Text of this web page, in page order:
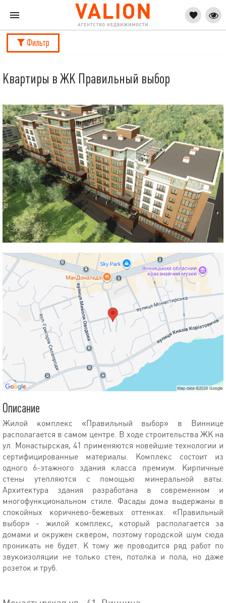
Фильтр
Квартиры в ЖК Правильный выбор
Описание
Жилой комплекс «Правильный выбор» в Виннице
располагается в самом центре. В ходе строительства ЖК на
ул. Монастырская, 41 применяются новейшие технологии и
сертифицированные материалы. Комплекс состоит из
одного 6-этажного здания класса премиум. Кирпичные
стены утепляются с помощью минеральной ваты.
Архитектура здания разработана в современном и
многофункциональном стиле. Фасады дома выдержаны в
спокойных коричнево-бежевых оттенках. «Правильный
выбор» - жилой комплекс, который располагается за
домами и окружен сквером, поэтому городской шум сюда
проникать не будет. К тому же проводится ряд работ по
звукоизоляции не только стен, потолка и пола, но даже
розеток и труб.